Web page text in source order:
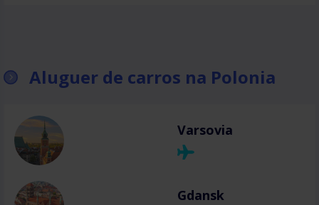
Aluguer de carros na Polonia
Varsovia
Gdansk